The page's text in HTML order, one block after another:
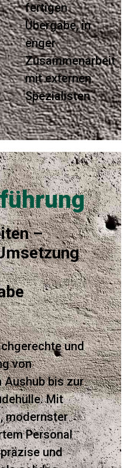
fertigen
Übergabe, in
enger
Zusammenarbeit
mit externen
Spezialisten
–
und
von
Aushub bis zur
Mit
modernster
Personal
und